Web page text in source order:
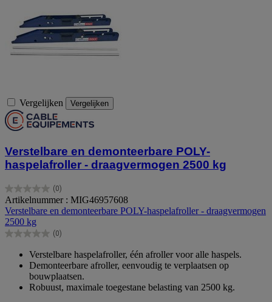
Vergelijken Vergelijken
Verstelbare en demonteerbare POLY-
haspelafroller - draagvermogen 2500 kg
(0)
0.0
van
de
5
sterren.
Artikelnummer : MIG46957608
Verstelbare en demonteerbare POLY-haspelafroller - draagvermogen
2500 kg
(0)
0.0
sterren.
Verstelbare haspelafroller, één afroller voor alle haspels.
Demonteerbare afroller, eenvoudig te verplaatsen op
bouwplaatsen.
Robuust, maximale toegestane belasting van 2500 kg.